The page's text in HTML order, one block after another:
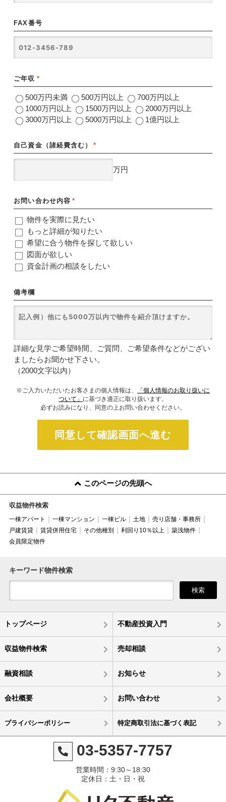
FAX番号
ご年収 *
500万円未満 500万円以上
700万円以上
1000万円以上
1500万円以上
2000万円以上
3000万円以上
5000万円以上 1億円以上
自己資金（諸経費含む） *
万円
お問い合わせ内容 *
物件を実際に見たい
もっと詳細が知りたい
希望に合う物件を探して欲しい
図面が欲しい
資金計画の相談をしたい
備考欄
詳細な見学ご希望時間、ご質問、ご希望条件などがござい
ましたらお聞かせ下さい。
（2000文字以内）
※ご入力いただいたお客さまの個人情報は、
「個人情報のお取り扱いに
ついて」 に基づき適正に取り扱います。
必ずお読みになり、同意の上お問い合わせください。
同意して確認画面へ進む
このページの先頭へ
収益物件検索
一棟アパート 一棟マンション 一棟ビル 土地
売り店舗・事務所
戸建賃貸
賃貸併用住宅 その他種別 利回り10％以上
築浅物件
会員限定物件
キーワード物件検索
検索
トップページ 不動産投資入門
収益物件検索 売却相談
融資相談 お知らせ
会社概要 お問い合わせ
プライバシーポリシー 特定商取引法に基づく表記
03-5357-7757
営業時間：9:30～18:30
定休日：土・日・祝